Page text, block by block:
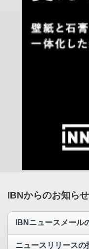
IBNからのお知らせ
IBNニュースメール
ニュースリリースの